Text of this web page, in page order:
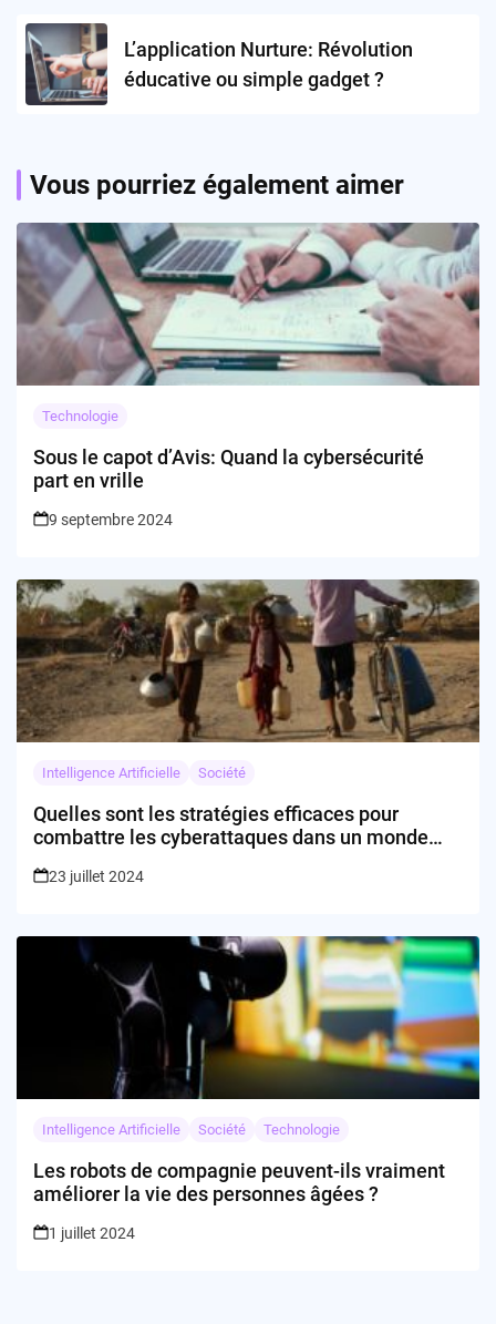
L’application Nurture: Révolution
éducative ou simple gadget ?
Vous pourriez également aimer
Technologie
Sous le capot d’Avis: Quand la cybersécurité
part en vrille
9 septembre 2024
Intelligence Artificielle Société
Quelles sont les stratégies efficaces pour
combattre les cyberattaques dans un monde
23 juillet 2024
Intelligence Artificielle Société Technologie
Les robots de compagnie peuvent-ils vraiment
améliorer la vie des personnes âgées ?
1 juillet 2024